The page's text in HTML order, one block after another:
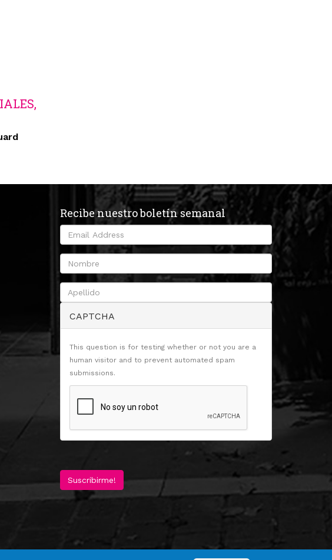
Recibe nuestro boletín semanal
CAPTCHA
This question is for testing whether or not you are a
human visitor and to prevent automated spam
submissions.
Suscribirme!